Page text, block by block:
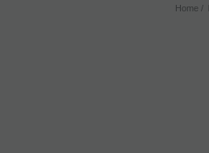
Home